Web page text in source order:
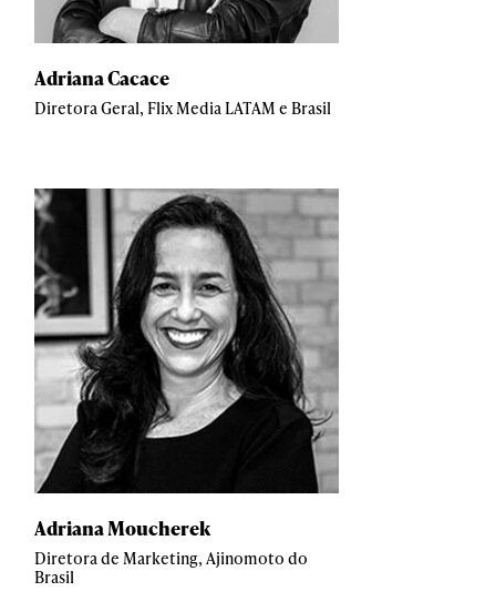
Adriana Cacace
Diretora Geral, Flix Media LATAM e Brasil
Adriana Moucherek
Diretora de Marketing, Ajinomoto do
Brasil